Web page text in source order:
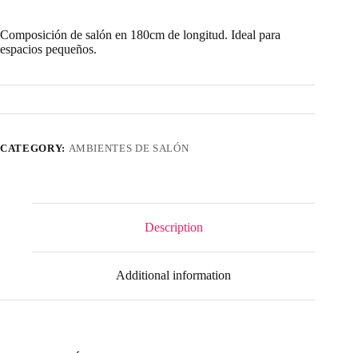
Composición de salón en 180cm de longitud. Ideal para
espacios pequeños.
CATEGORY: AMBIENTES DE SALÓN
Description
Additional information